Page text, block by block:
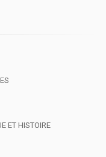
ET HISTOIRE